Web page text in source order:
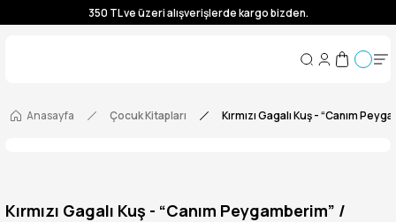
350 TL ve üzeri alışverişlerde kargo bizden.
350 TL ve üzeri alışverişlerde kargo bizden.
Anasayfa
Çocuk Kitapları Kırmızı Gagalı Kuş - “Canım
Kırmızı Gagalı Kuş - “Canım Peygamberim” /